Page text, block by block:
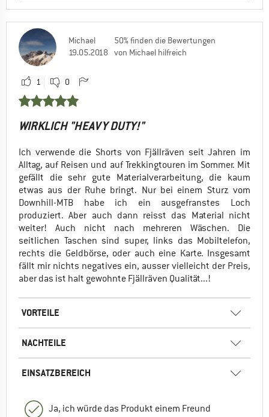
Michael
19.05.2018
50% finden die Bewertungen
von Michael hilfreich
1 0
WIRKLICH "HEAVY DUTY!"
Ich verwende die Shorts von Fjällräven seit Jahren im
Alltag, auf Reisen und auf Trekkingtouren im Sommer. Mit
gefällt die sehr gute Materialverarbeitung, die kaum
etwas aus der Ruhe bringt. Nur bei einem Sturz vom
Downhill-MTB habe ich ein ausgefranstes Loch
produziert. Aber auch dann reisst das Material nicht
weiter! Auch nicht nach mehreren Wäschen. Die
seitlichen Taschen sind super, links das Mobiltelefon,
rechts die Geldbörse, oder auch eine Karte. Insgesamt
fällt mir nichts negatives ein, ausser vielleicht der Preis,
aber das ist halt gewohnte Fjällräven Qualität...!
VORTEILE
NACHTEILE
EINSATZBEREICH
Ja, ich würde das Produkt einem Freund